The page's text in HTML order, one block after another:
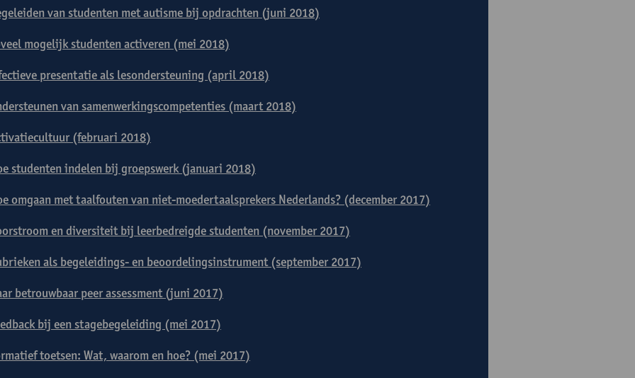
van studenten met autisme bij opdrachten (juni 2018)
mogelijk studenten activeren (mei 2018)
presentatie als lesondersteuning (april 2018)
van samenwerkingscompetenties (maart 2018)
(februari 2018)
studenten indelen bij groepswerk (januari 2018)
omgaan met taalfouten van niet-moedertaalsprekers Nederlands? (december 2017)
en diversiteit bij leerbedreigde studenten (november 2017)
als begeleidings- en beoordelingsinstrument (september 2017)
betrouwbaar peer assessment (juni 2017)
bij een stagebegeleiding (mei 2017)
toetsen: Wat, waarom en hoe? (mei 2017)